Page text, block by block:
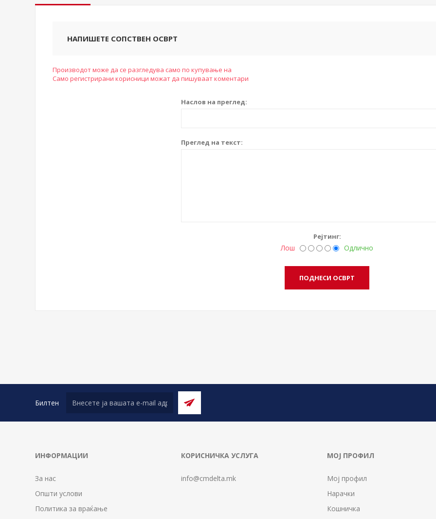
НАПИШЕТЕ СОПСТВЕН ОСВРТ
Производот може да се разгледува само по купување на
Само регистрирани корисници можат да пишуваат коментари
Наслов на преглед:
Преглед на текст:
Рејтинг:
Лош Одлично
Билтен
ИНФОРМАЦИИ
За нас
Општи услови
Политика за враќање
КОРИСНИЧКА УСЛУГА
info@cmdelta.mk
МОЈ ПРОФИЛ
Мој профил
Нарачки
Кошничка